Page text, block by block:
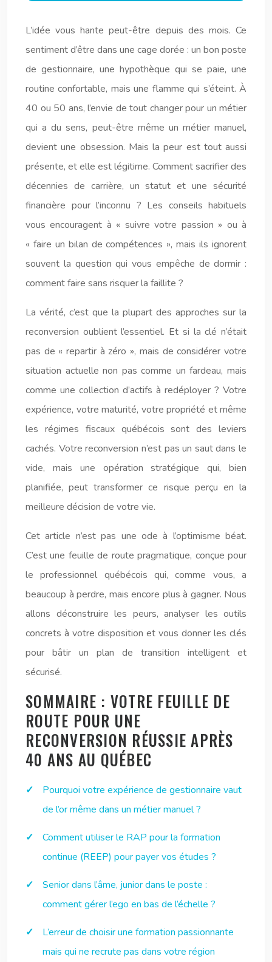
L’idée vous hante peut-être depuis des mois. Ce
sentiment d’être dans une cage dorée : un bon poste
de gestionnaire, une hypothèque qui se paie, une
routine confortable, mais une flamme qui s’éteint. À
40 ou 50 ans, l’envie de tout changer pour un métier
qui a du sens, peut-être même un métier manuel,
devient une obsession. Mais la peur est tout aussi
présente, et elle est légitime. Comment sacrifier des
décennies de carrière, un statut et une sécurité
financière pour l’inconnu ? Les conseils habituels
vous encouragent à « suivre votre passion » ou à
« faire un bilan de compétences », mais ils ignorent
souvent la question qui vous empêche de dormir :
comment faire sans risquer la faillite ?
La vérité, c’est que la plupart des approches sur la
reconversion oublient l’essentiel. Et si la clé n’était
pas de « repartir à zéro », mais de considérer votre
situation actuelle non pas comme un fardeau, mais
comme une collection d’actifs à redéployer ? Votre
expérience, votre maturité, votre propriété et même
les régimes fiscaux québécois sont des leviers
cachés. Votre reconversion n’est pas un saut dans le
vide, mais une opération stratégique qui, bien
planifiée, peut transformer ce risque perçu en la
meilleure décision de votre vie.
Cet article n’est pas une ode à l’optimisme béat.
C’est une feuille de route pragmatique, conçue pour
le professionnel québécois qui, comme vous, a
beaucoup à perdre, mais encore plus à gagner. Nous
allons déconstruire les peurs, analyser les outils
concrets à votre disposition et vous donner les clés
pour bâtir un plan de transition intelligent et
sécurisé.
SOMMAIRE : VOTRE FEUILLE DE
ROUTE POUR UNE
RECONVERSION RÉUSSIE APRÈS
40 ANS AU QUÉBEC
Pourquoi votre expérience de gestionnaire vaut
de l’or même dans un métier manuel ?
Comment utiliser le RAP pour la formation
continue (REEP) pour payer vos études ?
Senior dans l’âme, junior dans le poste :
comment gérer l’ego en bas de l’échelle ?
L’erreur de choisir une formation passionnante
mais qui ne recrute pas dans votre région